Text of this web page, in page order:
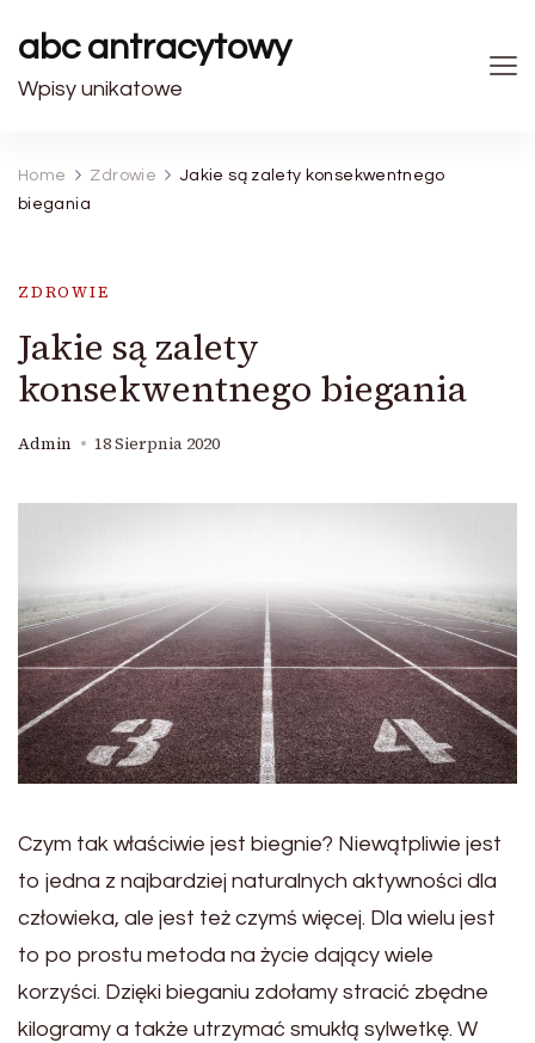
abc antracytowy
Wpisy unikatowe
Home Zdrowie
Jakie są zalety konsekwentnego
biegania
ZDROWIE
Jakie są zalety
konsekwentnego biegania
Admin 18 Sierpnia 2020
Czym tak właściwie jest biegnie? Niewątpliwie jest
to jedna z najbardziej naturalnych aktywności dla
człowieka, ale jest też czymś więcej. Dla wielu jest
to po prostu metoda na życie dający wiele
korzyści. Dzięki bieganiu zdołamy stracić zbędne
kilogramy a także utrzymać smukłą sylwetkę. W